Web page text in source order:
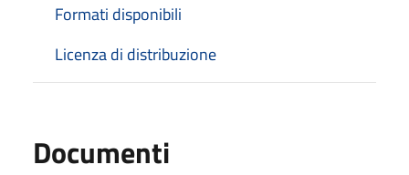
Formati disponibili
Licenza di distribuzione
Documenti